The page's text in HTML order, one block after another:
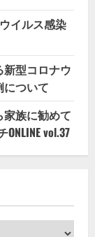
イルス感染
新型コロナウ
ついて
家族に勧めて
vol.37